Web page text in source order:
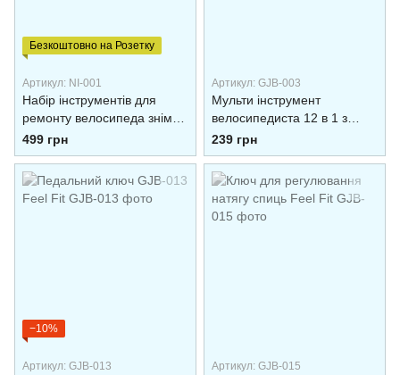
Безкоштовно на Розетку
Артикул: NI-001
Набір інструментів для
ремонту велосипеда знімач
шатунів, каретки, тріскачки,
замок для розклепки
ланцюга
499 грн
Артикул: GJB-003
Мульти інструмент
велосипедиста 12 в 1 з
витягами ланцюга Feel Fit
239 грн
−10%
Артикул: GJB-013 Артикул: GJB-015